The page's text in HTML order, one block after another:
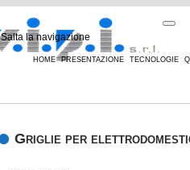
Salta la navigazione
home presentazione tecnologie
Griglie per